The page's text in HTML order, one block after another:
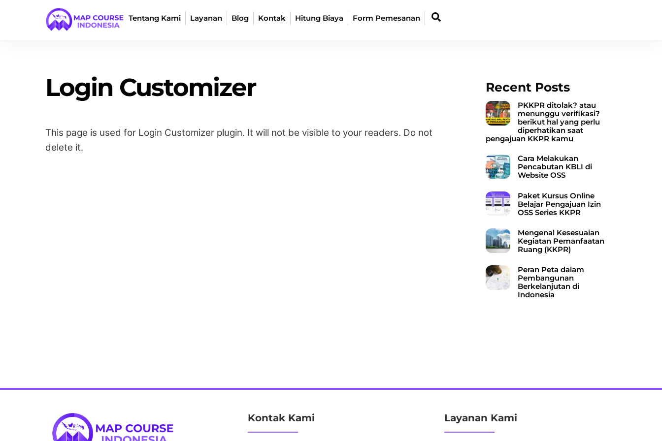
Tentang Kami Layanan Blog Kontak Hitung Biaya Form Pemesanan
Login Customizer
This page is used for Login Customizer plugin. It will not be visible to your readers. Do not
delete it.
Recent Posts
PKKPR ditolak? atau
menunggu verifikasi?
berikut hal yang perlu
diperhatikan saat
pengajuan KKPR kamu
Cara Melakukan
Pencabutan KBLI di
Website OSS
Paket Kursus Online
Belajar Pengajuan Izin
OSS Series KKPR
Mengenal Kesesuaian
Kegiatan Pemanfaatan
Ruang (KKPR)
Peran Peta dalam
Pembangunan
Berkelanjutan di
Indonesia
Back
To
Kontak Kami Layanan Kami